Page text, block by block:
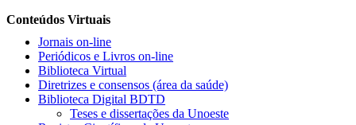
Conteúdos Virtuais
Jornais on-line
Periódicos e Livros on-line
Biblioteca Virtual
Diretrizes e consensos (área da saúde)
Biblioteca Digital BDTD
Teses e dissertações da Unoeste